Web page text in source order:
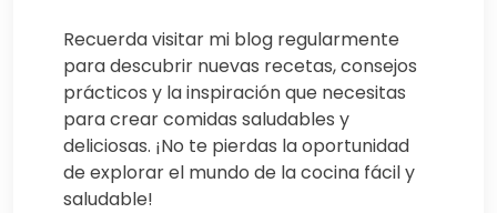
Recuerda visitar mi blog regularmente
para descubrir nuevas recetas, consejos
prácticos y la inspiración que necesitas
para crear comidas saludables y
deliciosas. ¡No te pierdas la oportunidad
de explorar el mundo de la cocina fácil y
saludable!